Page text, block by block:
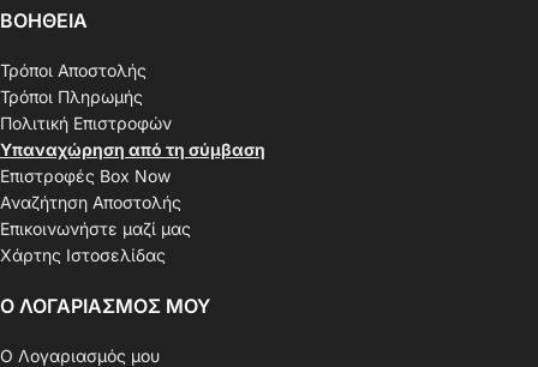
ΒΟΗΘΕΙΑ
Τρόποι Αποστολής
Τρόποι Πληρωμής
Πολιτική Επιστροφών
Υπαναχώρηση από τη σύμβαση
Επιστροφές Box Now
Αναζήτηση Αποστολής
Επικοινωνήστε μαζί μας
Χάρτης Ιστοσελίδας
Ο ΛΟΓΑΡΙΑΣΜΟΣ ΜΟΥ
Ο Λογαριασμός μου